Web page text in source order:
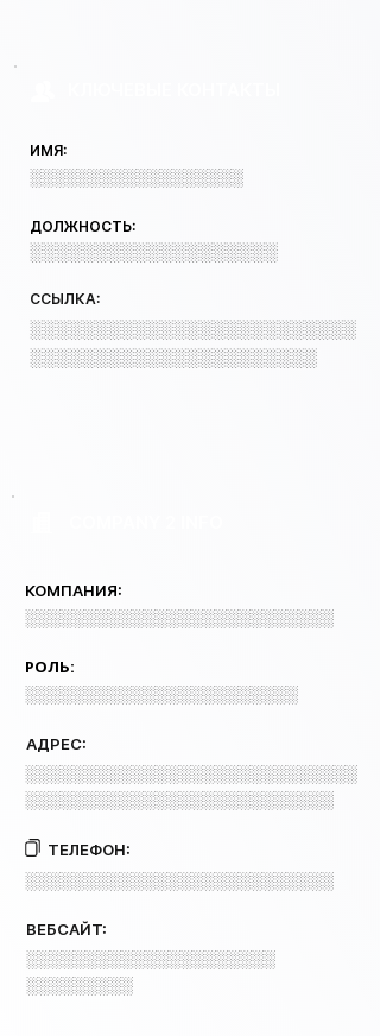
ИМЯ:
░░░░░░░░░░░░░░░░░░
ДОЛЖНОСТЬ:
░░░░░░░░░░░░░░░░░░░
ССЫЛКА:
░░░░░░░░░░░░░░░░░░░░░░░░░
░░░░░░░░░░░░░░░░░░░░░░
КОМПАНИЯ:
░░░░░░░░░░░░░░░░░░░░░░░░░░
РОЛЬ:
░░░░░░░░░░░░░░░░░░░░░░░
АДРЕС:
░░░░░░░░░░░░░░░░░░░░░░░░░░░░
░░░░░░░░░░░░░░░░░░░░░░░░░░
ТЕЛЕФОН:
░░░░░░░░░░░░░░░░░░░░░░░░░░
ВЕБСАЙТ:
░░░░░░░░░░░░░░░░░░░░░
░░░░░░░░░